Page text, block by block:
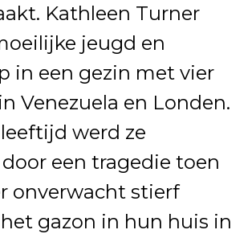
Kathleen Turner
jeugd en
in een gezin met vier
Venezuela en Londen.
werd ze
een tragedie toen
onverwacht stierf
gazon in hun huis in